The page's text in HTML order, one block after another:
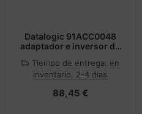
Datalogic 91ACC0048
adaptador e inversor de
Tiempo de entrega: en
inventario, 2-4 dias
88,45 €